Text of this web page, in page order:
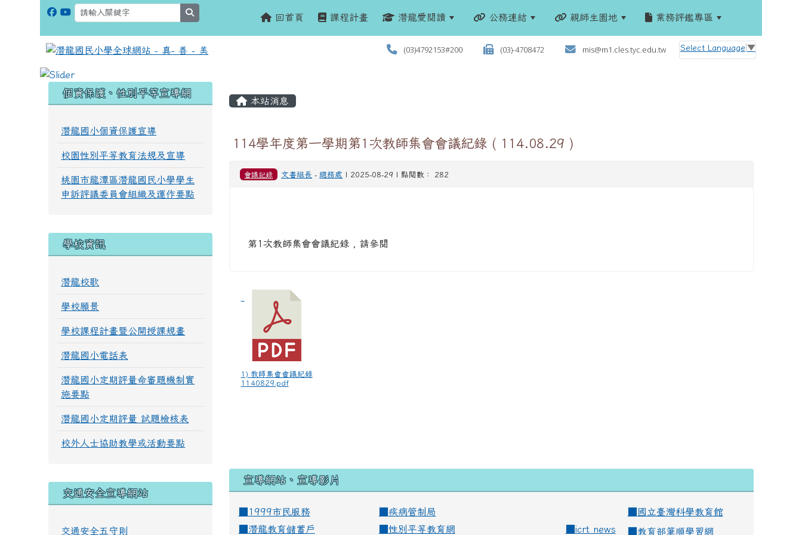
回首頁 課程計畫 潛龍愛閱讀 公務連結 親師生園地 業務評鑑專區
(03)4792153#200 (03)-4708472 mis@m1.cles.tyc.edu.tw Select Language ▼
本站消息
114學年度第一學期第1次教師集會會議紀錄 ( 114.08.29 )
會議記錄 文書組長 - 總務處 | 2025-08-29 | 點閱數： 282
第1次教師集會會議紀錄 , 請參閱
1) 教師集會會議紀錄
1140829.pdf
宣導網站、宣導影片
■1999市民服務 疾病管制局
國立臺灣科學教育館
潛龍教育儲蓄戶 性別平等教育網 icrt news
教育部筆順學習網
個資保護、性別平等宣導網
潛龍國小個資保護宣導
校園性別平等教育法規及宣導
桃園市龍潭區潛龍國民小學學生
申訴評議委員會組織及運作要點
學校資訊
潛龍校歌
學校願景
學校課程計畫暨公開授課規畫
潛龍國小電話表
潛龍國小定期評量命審題機制實
施要點
潛龍國小定期評量 試題檢核表
校外人士協助教學或活動要點
交通安全宣導網站
交通安全五守則